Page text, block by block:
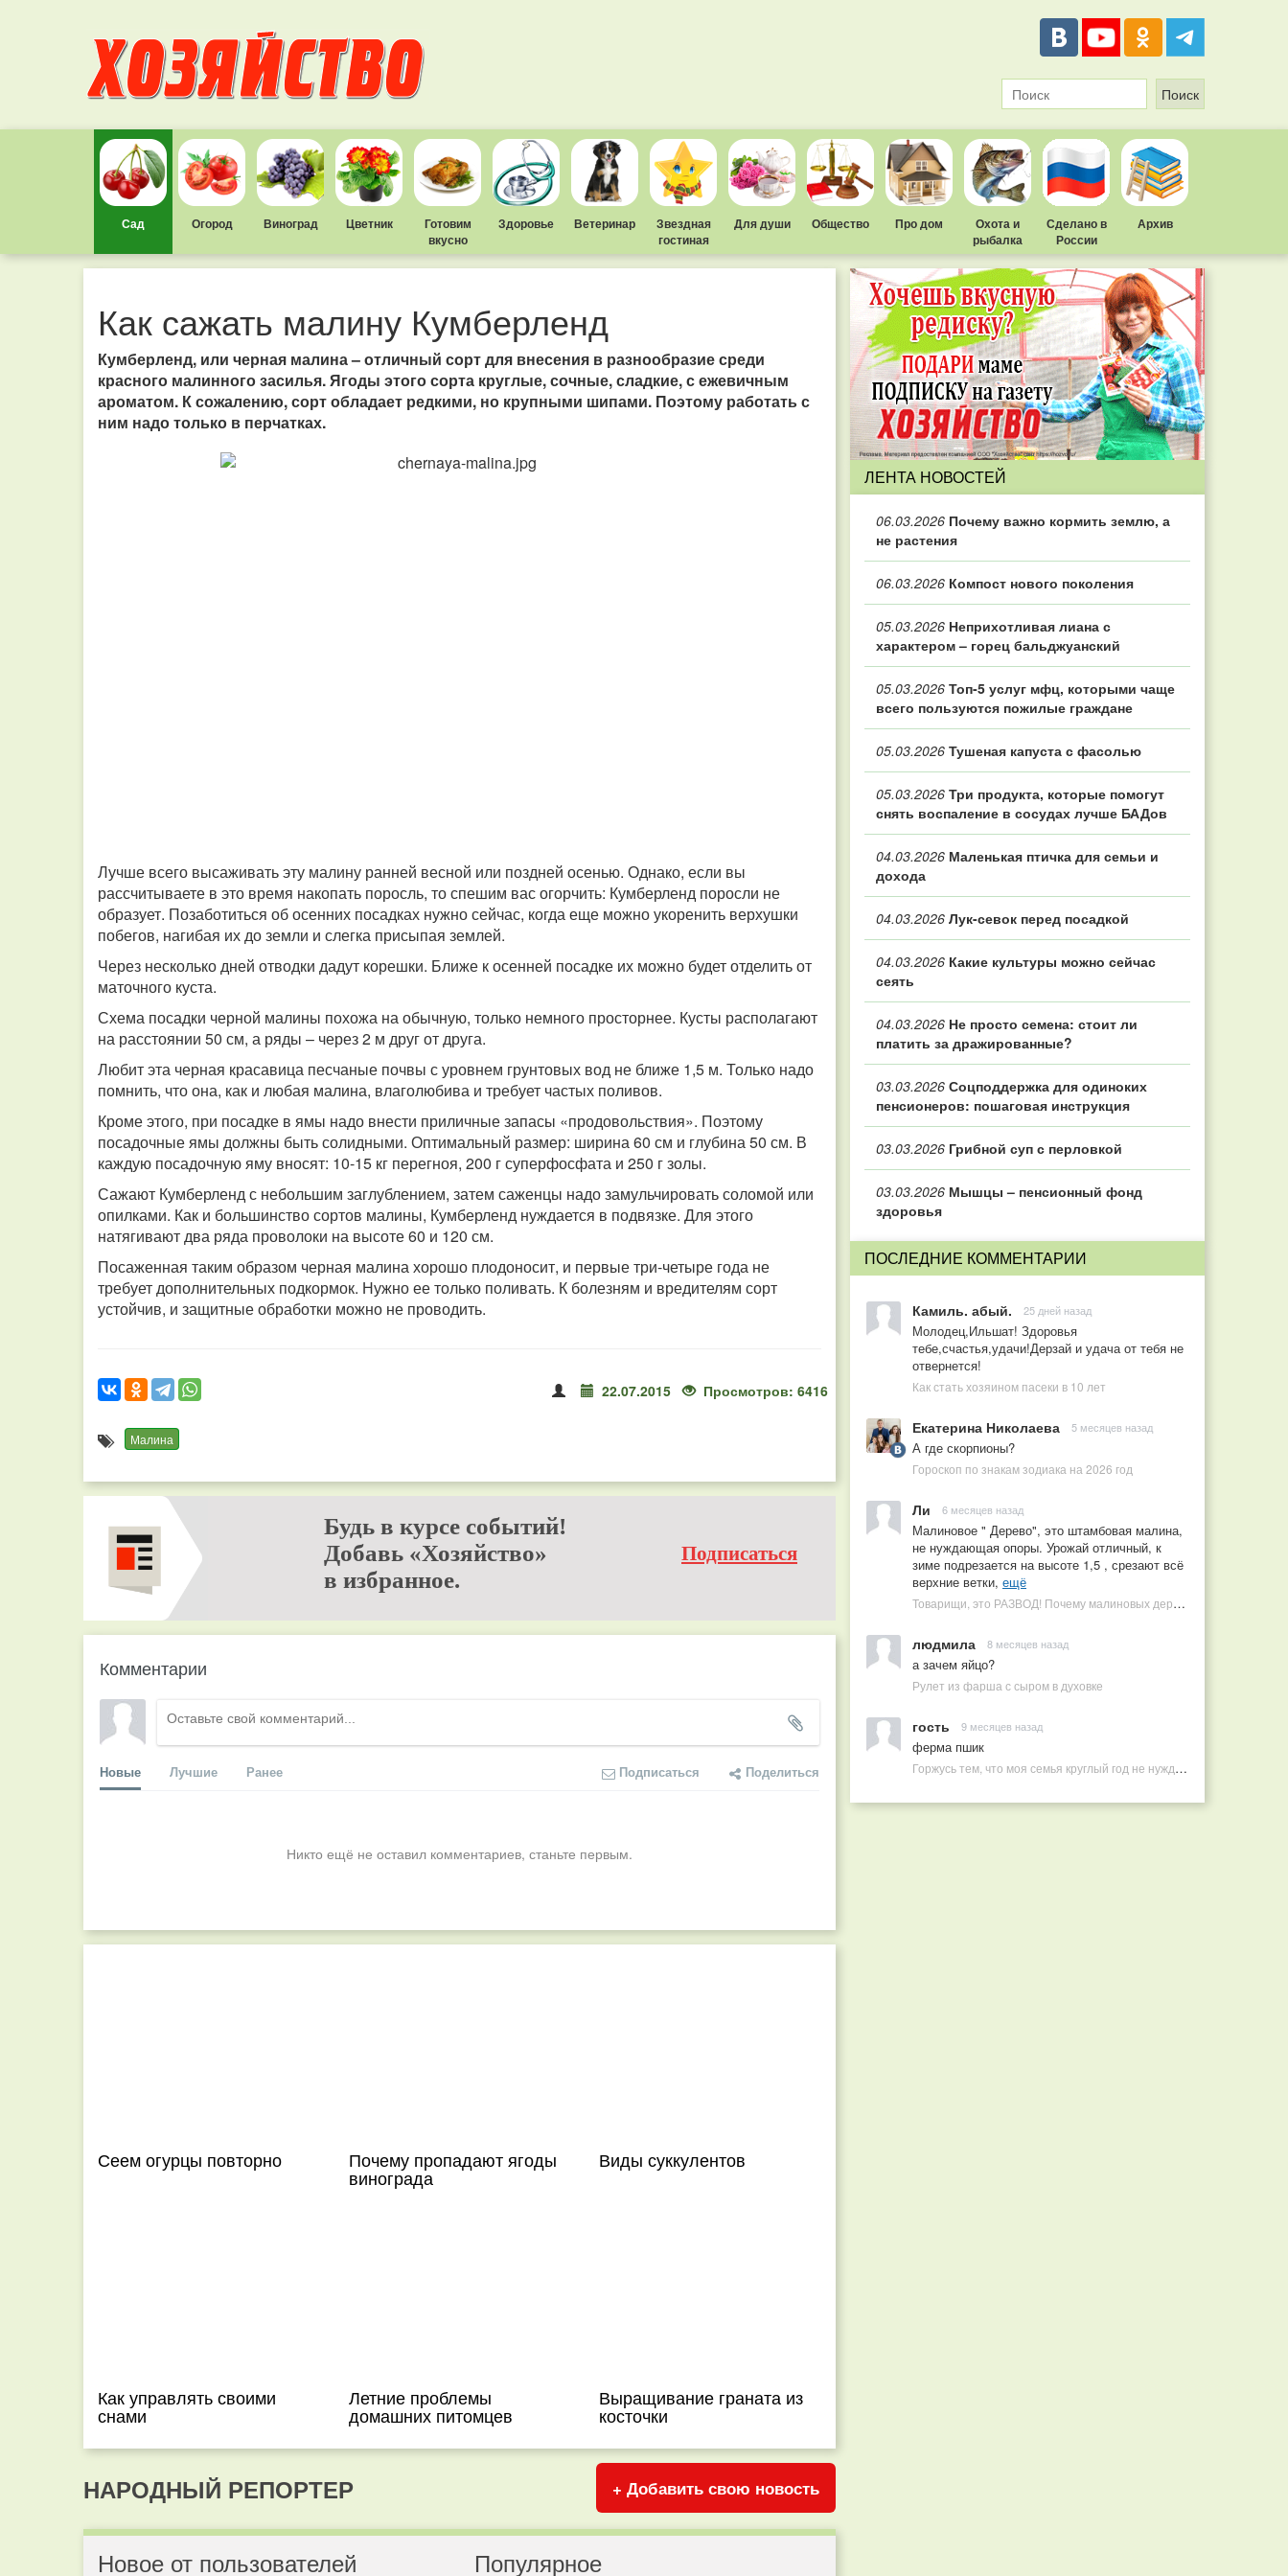
Сад Огород Виноград Цветник
Готовим
вкусно
Здоровье Ветеринар
Звездная
гостиная
Для души Общество Про дом
Охота и
рыбалка
Сделано в
России
Архив
Как сажать малину Кумберленд
Кумберленд, или черная малина – отличный сорт для внесения в разнообразие среди
красного малинного засилья. Ягоды этого сорта круглые, сочные, сладкие, с ежевичным
ароматом. К сожалению, сорт обладает редкими, но крупными шипами. Поэтому работать с
ним надо только в перчатках.
Лучше всего высаживать эту малину ранней весной или поздней осенью. Однако, если вы
рассчитываете в это время накопать поросль, то спешим вас огорчить: Кумберленд поросли не
образует. Позаботиться об осенних посадках нужно сейчас, когда еще можно укоренить верхушки
побегов, нагибая их до земли и слегка присыпая землей.
Через несколько дней отводки дадут корешки. Ближе к осенней посадке их можно будет отделить от
маточного куста.
Схема посадки черной малины похожа на обычную, только немного просторнее. Кусты располагают
на расстоянии 50 см, а ряды – через 2 м друг от друга.
Любит эта черная красавица песчаные почвы с уровнем грунтовых вод не ближе 1,5 м. Только надо
помнить, что она, как и любая малина, влаголюбива и требует частых поливов.
Кроме этого, при посадке в ямы надо внести приличные запасы «продовольствия». Поэтому
посадочные ямы должны быть солидными. Оптимальный размер: ширина 60 см и глубина 50 см. В
каждую посадочную яму вносят: 10-15 кг перегноя, 200 г суперфосфата и 250 г золы.
Сажают Кумберленд с небольшим заглублением, затем саженцы надо замульчировать соломой или
опилками. Как и большинство сортов малины, Кумберленд нуждается в подвязке. Для этого
натягивают два ряда проволоки на высоте 60 и 120 см.
Посаженная таким образом черная малина хорошо плодоносит, и первые три-четыре года не
требует дополнительных подкормок. Нужно ее только поливать. К болезням и вредителям сорт
устойчив, и защитные обработки можно не проводить.
22.07.2015 Просмотров: 6416
Малина
Будь в курсе событий!
Добавь «Хозяйство»
в избранное.
Подписаться
Комментарии
Новые Лучшие Ранее Подписаться Поделиться
Никто ещё не оставил комментариев, станьте первым.
Сеем огурцы повторно Почему пропадают ягоды
винограда
Виды суккулентов
Как управлять своими
снами
Летние проблемы
домашних питомцев
Выращивание граната из
косточки
НАРОДНЫЙ РЕПОРТЕР + Добавить свою новость
Новое от пользователей Популярное
ЛЕНТА НОВОСТЕЙ
06.03.2026 Почему важно кормить землю, а
не растения
06.03.2026 Компост нового поколения
05.03.2026 Неприхотливая лиана с
характером – горец бальджуанский
05.03.2026 Топ‑5 услуг мфц, которыми чаще
всего пользуются пожилые граждане
05.03.2026 Тушеная капуста с фасолью
05.03.2026 Три продукта, которые помогут
снять воспаление в сосудах лучше БАДов
04.03.2026 Маленькая птичка для семьи и
дохода
04.03.2026 Лук-севок перед посадкой
04.03.2026 Какие культуры можно сейчас
сеять
04.03.2026 Не просто семена: стоит ли
платить за дражированные?
03.03.2026 Соцподдержка для одиноких
пенсионеров: пошаговая инструкция
03.03.2026 Грибной суп с перловкой
03.03.2026 Мышцы – пенсионный фонд
здоровья
ПОСЛЕДНИЕ КОММЕНТАРИИ
Камиль. абый. 25 дней назад
Молодец,Ильшат! Здоровья
тебе,счастья,удачи!Дерзай и удача от тебя не
отвернется!
Как стать хозяином пасеки в 10 лет
Екатерина Николаева 5 месяцев назад
А где скорпионы?
Гороскоп по знакам зодиака на 2026 год
Ли 6 месяцев назад
Малиновое " Дерево", это штамбовая малина,
не нуждающая опоры. Урожай отличный, к
зиме подрезается на высоте 1,5 , срезают всё
верхние ветки, ещё
Товарищи, это РАЗВОД! Почему малиновых деревьев не бывает, или Как ушлые продавцы наживаются на мечтах садоводов
людмила 8 месяцев назад
а зачем яйцо?
Рулет из фарша с сыром в духовке
гость 9 месяцев назад
ферма пшик
Горжусь тем, что моя семья круглый год не нуждается в покупных витаминах